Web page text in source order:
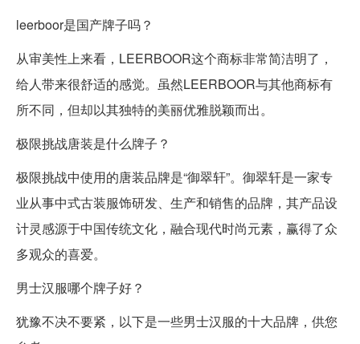
leerboor是国产牌子吗？
从审美性上来看，LEERBOOR这个商标非常简洁明了，
给人带来很舒适的感觉。虽然LEERBOOR与其他商标有
所不同，但却以其独特的美丽优雅脱颖而出。
极限挑战唐装是什么牌子？
极限挑战中使用的唐装品牌是“御翠轩”。御翠轩是一家专
业从事中式古装服饰研发、生产和销售的品牌，其产品设
计灵感源于中国传统文化，融合现代时尚元素，赢得了众
多观众的喜爱。
男士汉服哪个牌子好？
犹豫不决不要紧，以下是一些男士汉服的十大品牌，供您